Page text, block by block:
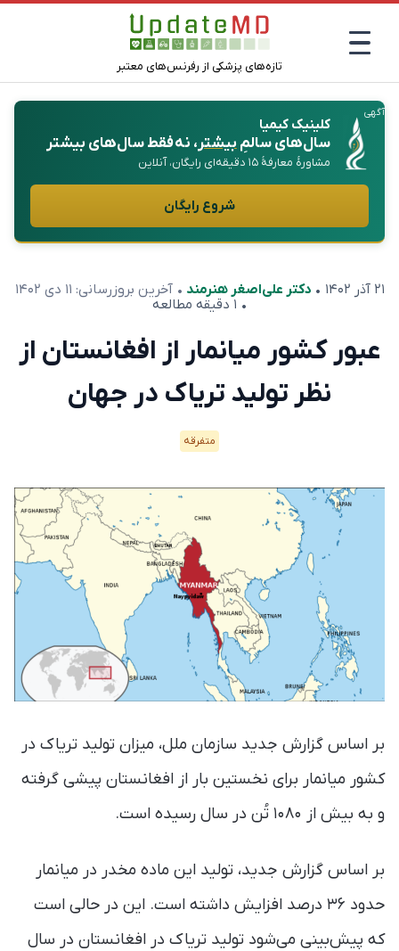
تازه‌های پزشکی از رفرنس‌های معتبر
آگهی
کلینیک کیمیا
سال‌های سالمِبیشتر، نه فقط سال‌های بیشتر
مشاورهٔ معارفهٔ ۱۵ دقیقه‌ای رایگان، آنلاین
شروع رایگان
۲۱ آذر ۱۴۰۲ •دکتر علی‌اصغر هنرمند • آخرین بروزرسانی: ۱۱ دی ۱۴۰۲
• ۱ دقیقه مطالعه
عبور کشور میانمار از افغانستان از
نظر تولید تریاک در جهان
متفرقه
بر اساس گزارش جدید سازمان ملل، میزان تولید تریاک در
کشور میانمار برای نخستین بار از افغانستان پیشی گرفته
و به بیش از ۱۰۸۰ تُن در سال رسیده است.
بر اساس گزارش جدید، تولید این ماده مخدر در میانمار
حدود ۳۶ درصد افزایش داشته است. این در حالی است
که پیش‌بینی می‌شود تولید تریاک در افغانستان در سال